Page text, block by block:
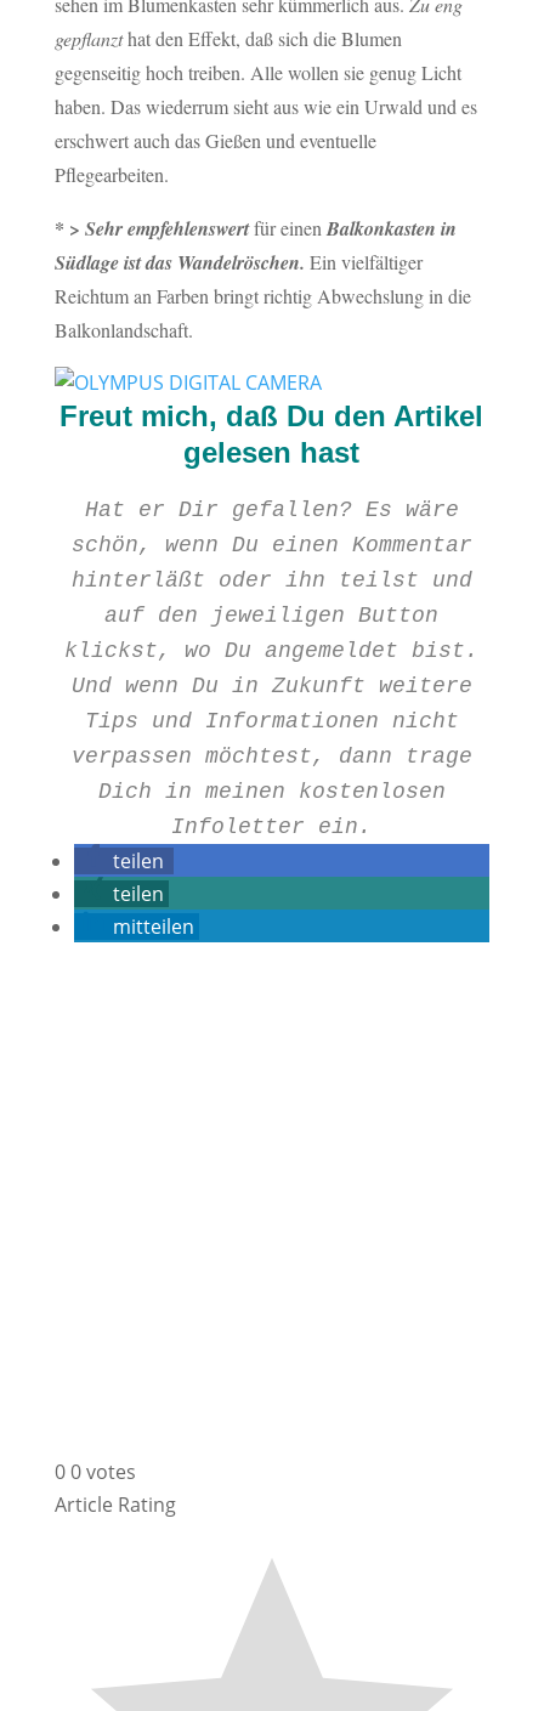
gepflanzthat den Effekt, daß sich die Blumen
gegenseitig hoch treiben. Alle wollen sie genug Licht
haben. Das wiederrum sieht aus wie ein Urwald und es
erschwert auch das Gießen und eventuelle
Pflegearbeiten.
* > Sehr empfehlenswertfür einen Balkonkasten in
Südlage ist das Wandelröschen. Ein vielfältiger
Reichtum an Farben bringt richtig Abwechslung in die
Balkonlandschaft.
Freut mich, daß Du den Artikel
gelesen hast
Hat er Dir gefallen? Es wäre
schön, wenn Du einen Kommentar
hinterläßt oder ihn teilst und
auf den jeweiligen Button
klickst, wo Du angemeldet bist.
Und wenn Du in Zukunft weitere
Tips und Informationen nicht
verpassen möchtest, dann trage
Dich in meinen kostenlosen
Infoletter ein.
teilen
teilen
mitteilen
00votes
Article Rating